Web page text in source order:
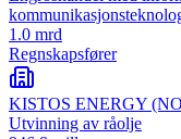
1.0 mrd
Regnskapsfører
KISTOS ENERGY
Utvinning av råolje